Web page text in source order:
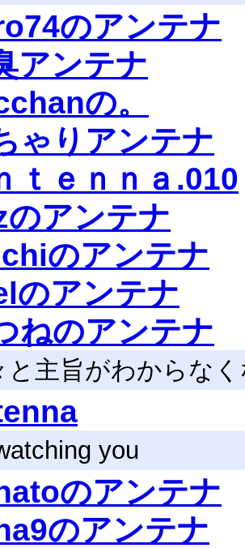
のアンテナ
アンテナ
の。
ゃりアンテナ
ｔｅｎｎａ.010
のアンテナ
のアンテナ
のアンテナ
ねのアンテナ
と主旨がわからな
you
のアンテナ
のアンテナ